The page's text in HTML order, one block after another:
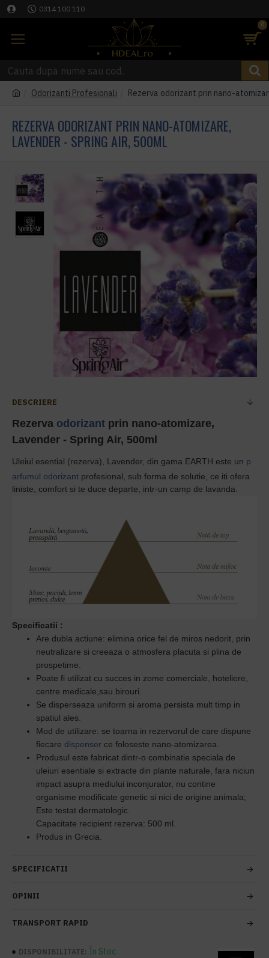
0314 100 110
0
Odorizanti Profesionali Rezerva odorizant prin nano-
REZERVA ODORIZANT PRIN NANO-ATOMIZARE,
LAVENDER - SPRING AIR, 500ML
DESCRIERE
Rezerva odorizant prin nano-atomizare,
Lavender - Spring Air, 500ml
Uleiul esential (rezerva), Lavender, din gama EARTH este un p
arfumul odorizant profesional, sub forma de solutie, ce iti ofera
liniste, comfort si te duce departe, intr-un camp de lavanda.
Specificatii :
Are dubla actiune: elimina orice fel de miros nedorit, prin
neutralizare si creeaza o atmosfera placuta si plina de
prospetime.
Poate fi utilizat cu succes in zome comerciale, hoteliere,
centre medicale,sau birouri.
Se disperseaza uniform si aroma persista mult timp in
spatiul ales.
Mod de utilizare: se toarna in rezervorul de care dispune
fiecare dispenser ce foloseste nano-atomizarea.
Produsul este fabricat dintr-o combinatie speciala de
uleiuri esentiale si extracte din plante naturale, fara niciun
impact asupra mediului inconjurator, nu contine
organisme modificate genetic si nici de origine animala;
Este testat dermatologic.
Capacitate recipient rezerva: 500 ml.
Produs in Grecia.
SPECIFICATII
OPINII
TRANSPORT RAPID
DISPONIBILITATE: În Stoc